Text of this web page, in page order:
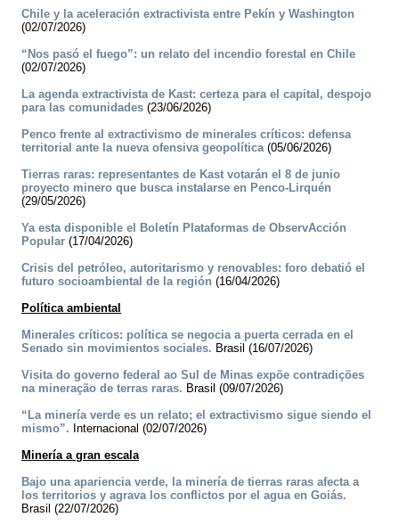
Chile y la aceleración extractivista entre Pekín y Washington
(02/07/2026)
“Nos pasó el fuego”: un relato del incendio forestal en Chile
(02/07/2026)
La agenda extractivista de Kast: certeza para el capital, despojo
para las comunidades (23/06/2026)
Penco frente al extractivismo de minerales críticos: defensa
territorial ante la nueva ofensiva geopolítica(05/06/2026)
Tierras raras: representantes de Kast votarán el 8 de junio
proyecto minero que busca instalarse en Penco-Lirquén
(29/05/2026)
Ya esta disponible el Boletín Plataformas de ObservAcción
Popular (17/04/2026)
Crisis del petróleo, autoritarismo y renovables: foro debatió el
futuro socioambiental de la región (16/04/2026)
Política ambiental
Minerales críticos: política se negocia a puerta cerrada en el
Senado sin movimientos sociales. Brasil (16/07/2026)
Visita do governo federal ao Sul de Minas expõe contradições
na mineração de terras raras. Brasil (09/07/2026)
“La minería verde es un relato; el extractivismo sigue siendo el
mismo”. Internacional (02/07/2026)
Minería a gran escala
Bajo una apariencia verde, la minería de tierras raras afecta a
los territorios y agrava los conflictos por el agua en Goiás.
Brasil (22/07/2026)